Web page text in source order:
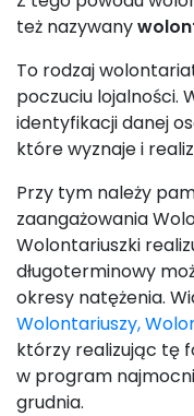
też nazywany
To rodzaj
poczuciu lojalności.
identyfikacji danej
które wyznaje i
Przy tym należy
zaangażowania
Wolontariuszki
długoterminowy
okresy natężenia.
Wolontariuszy,
którzy realizując tę
w program
grudnia.